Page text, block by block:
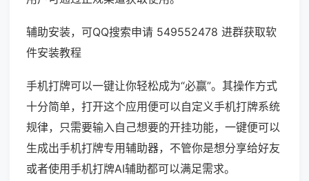
辅助安装，可QQ搜索申请 549552478 进群获取软
件安装教程
手机打牌可以一键让你轻松成为“必赢”。其操作方式
十分简单，打开这个应用便可以自定义手机打牌系统
规律，只需要输入自己想要的开挂功能，一键便可以
生成出手机打牌专用辅助器，不管你是想分享给好友
或者使用手机打牌AI辅助都可以满足需求。